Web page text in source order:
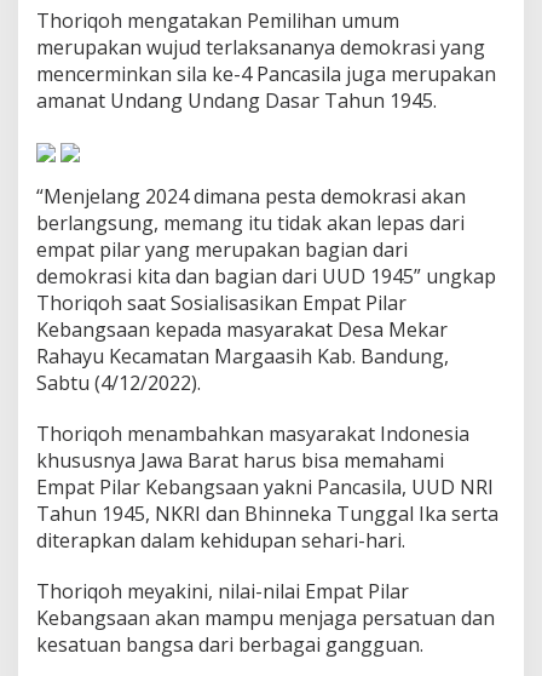
a
n
E
m
p
i
l
a
r
K
e
b
a
n
g
a
a
n
J
e
l
n
g
P
e
Thoriqoh mengatakan Pemilihan umum
merupakan wujud terlaksananya demokrasi yang
mencerminkan sila ke-4 Pancasila juga merupakan
amanat Undang Undang Dasar Tahun 1945.
“Menjelang 2024 dimana pesta demokrasi akan
berlangsung, memang itu tidak akan lepas dari
empat pilar yang merupakan bagian dari
demokrasi kita dan bagian dari UUD 1945” ungkap
Thoriqoh saat Sosialisasikan Empat Pilar
Kebangsaan kepada masyarakat Desa Mekar
Rahayu Kecamatan Margaasih Kab. Bandung,
Sabtu (4/12/2022).
Thoriqoh menambahkan masyarakat Indonesia
khususnya Jawa Barat harus bisa memahami
Empat Pilar Kebangsaan yakni Pancasila, UUD NRI
Tahun 1945, NKRI dan Bhinneka Tunggal Ika serta
diterapkan dalam kehidupan sehari-hari.
Thoriqoh meyakini, nilai-nilai Empat Pilar
Kebangsaan akan mampu menjaga persatuan dan
kesatuan bangsa dari berbagai gangguan.